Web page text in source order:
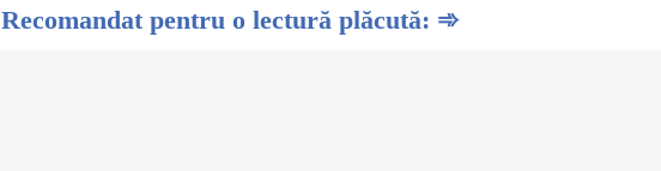
Recomandat pentru o lectură plăcută: ➾